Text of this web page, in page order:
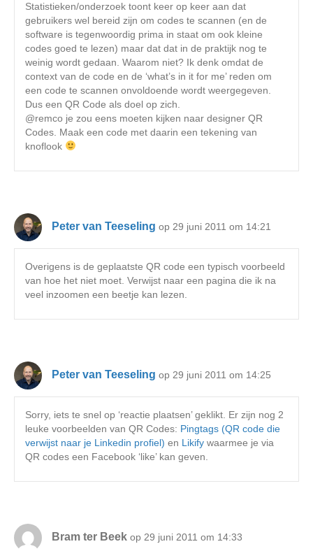
Statistieken/onderzoek toont keer op keer aan dat
gebruikers wel bereid zijn om codes te scannen (en de
software is tegenwoordig prima in staat om ook kleine
codes goed te lezen) maar dat dat in de praktijk nog te
weinig wordt gedaan. Waarom niet? Ik denk omdat de
context van de code en de ‘what’s in it for me’ reden om
een code te scannen onvoldoende wordt weergegeven.
Dus een QR Code als doel op zich.
@remco je zou eens moeten kijken naar designer QR
Codes. Maak een code met daarin een tekening van
knoflook
Peter van Teeseling op 29 juni 2011 om 14:21
Overigens is de geplaatste QR code een typisch voorbeeld
van hoe het niet moet. Verwijst naar een pagina die ik na
veel inzoomen een beetje kan lezen.
Peter van Teeseling op 29 juni 2011 om 14:25
Sorry, iets te snel op ‘reactie plaatsen’ geklikt. Er zijn nog 2
leuke voorbeelden van QR Codes: Pingtags (QR code die
verwijst naar je Linkedin profiel) en Likify waarmee je via
QR codes een Facebook ‘like’ kan geven.
Bram ter Beek op 29 juni 2011 om 14:33